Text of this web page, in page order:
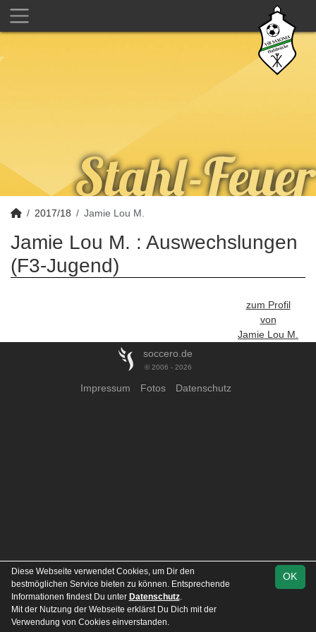
2017/18 Jamie Lou M.
Jamie Lou M. : Auswechslungen
(F3-Jugend)
zum Profil
von
Jamie Lou M.
soccero.de
© 2006 - 2026
Impressum Fotos Datenschutz
OK
Diese Webseite verwendet Cookies, um Dir den
bestmöglichen Service bieten zu können. Entsprechende
Informationen findest Du unter Datenschutz.
Mit der Nutzung der Webseite erklärst Du Dich mit der
Verwendung von Cookies einverstanden.